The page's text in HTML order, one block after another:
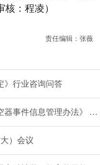
：程凌）
责任编辑： 张薇
》行业咨询问答
器事件信息管理办法》
）会议